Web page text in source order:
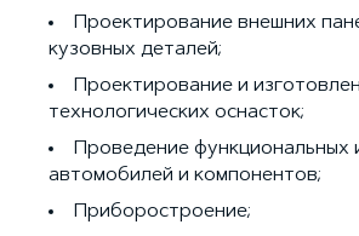
Проектирование внешних
кузовных деталей;
Проектирование и
технологических оснасток;
Проведение функциональных
автомобилей и компонентов;
Приборостроение;